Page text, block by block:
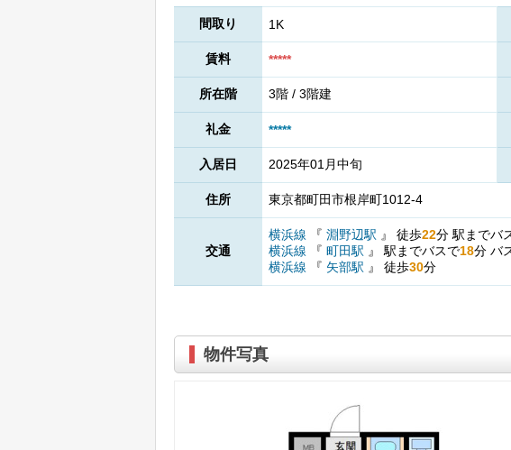
間取り 1K
賃料 *****
所在階 3階 / 3階建
礼金 *****
入居日 2025年01月中旬
住所 東京都町田市根岸町1012-4
交通
横浜線 『 淵野辺駅 』 徒歩22分 駅までバ
横浜線
『 町田駅 』 駅までバスで18分 バ
横浜線
『 矢部駅 』 徒歩30分
物件写真